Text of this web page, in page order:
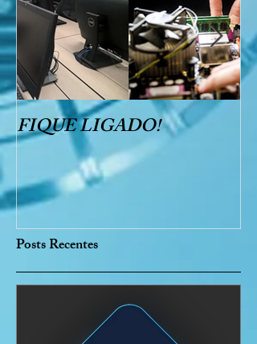
FIQUE LIGADO!
Posts Recentes